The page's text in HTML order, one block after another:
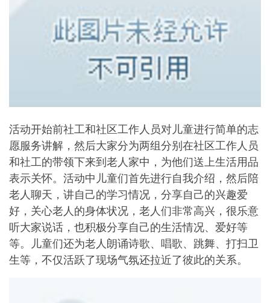
活动开始前社工和社区工作人员对儿童进行简单的志
愿服务讲解，然后大家分为两组分别在社区工作人员
和社工的带领下来到老人家中，为他们送上生活用品
表示关怀。活动中儿童们首先进行自我介绍，然后陪
老人聊天，讲自己的学习情况，分享自己的兴趣爱
好，关心老人的身体状况，老人们非常高兴，很乐意
听大家说话，也积极分享自己的生活情况、爱好等
等。儿童们还为老人朗诵诗歌、唱歌、跳舞、打扫卫
生等，不仅活跃了现场气氛还拉近了彼此的关系。